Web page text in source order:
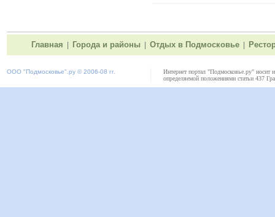
Главная Города и районы Отдых в Подмосковье
ООО "Подмосковье" .ру © 2006-08 гг.
Интернет портал "Подмосковье.ру" носит
определяемой положениями статьи 437